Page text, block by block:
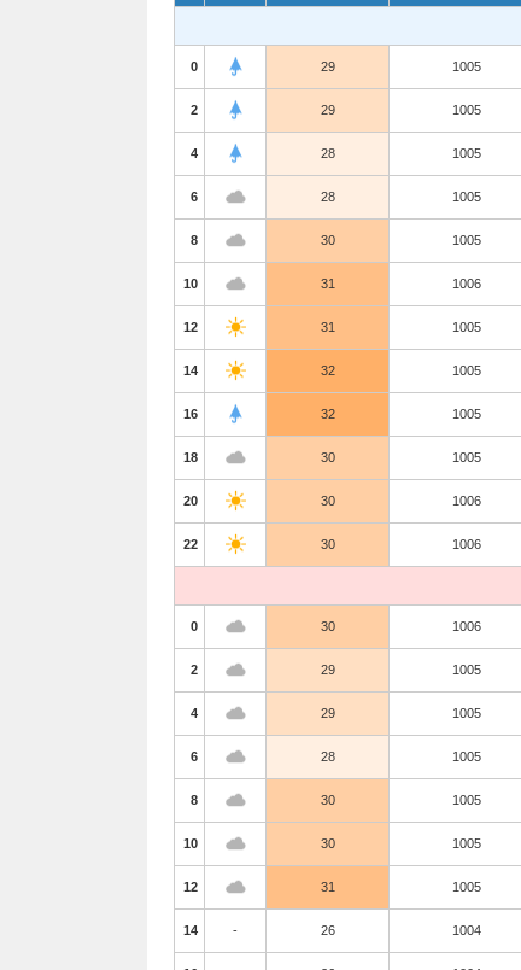
0 29 1005
2 29 1005
4 28 1005
6 28 1005
8 30 1005
10 31 1006
12 31 1005
14 32 1005
16 32 1005
18 30 1005
20 30 1006
22 30 1006
0 30 1006
2 29 1005
4 29 1005
6 28 1005
8 30 1005
10 30 1005
12 31 1005
14 - 26 1004